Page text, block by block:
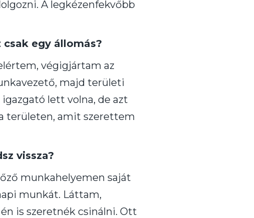
A legkézenfekvőbb
egy állomás?
végigjártam az
majd területi
lett volna, de azt
területen, amit szerettem
vissza?
munkahelyemen saját
munkát. Láttam,
is szeretnék csinálni. Ott